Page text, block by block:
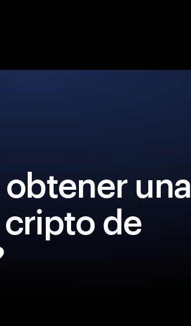
una
de